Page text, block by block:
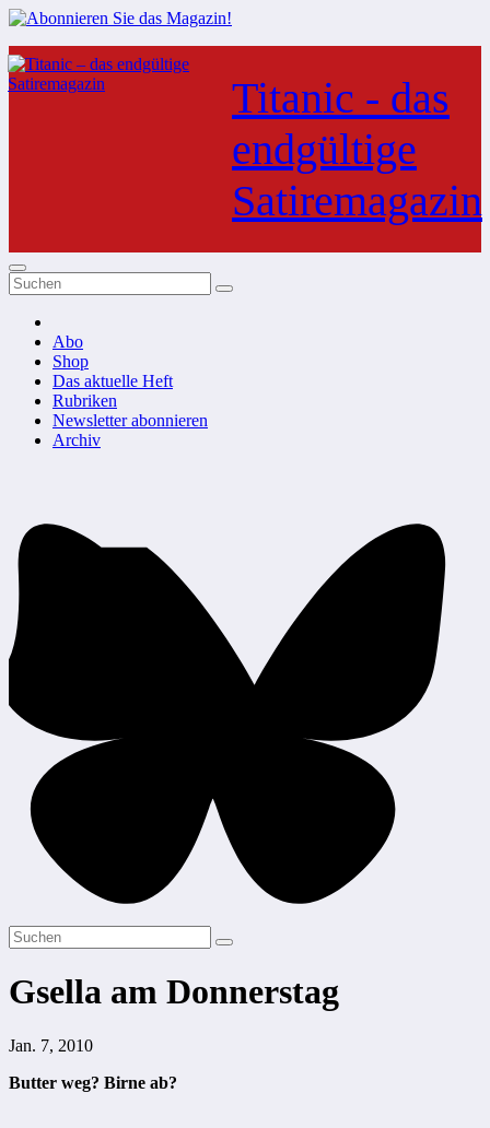
Zum
Inhalt
springen
Titanic - das
endgültige
Satiremagazin
Abo
Shop
Das aktuelle Heft
Rubriken
Newsletter abonnieren
Archiv
Gsella am Donnerstag
Jan. 7, 2010
Butter weg? Birne ab?